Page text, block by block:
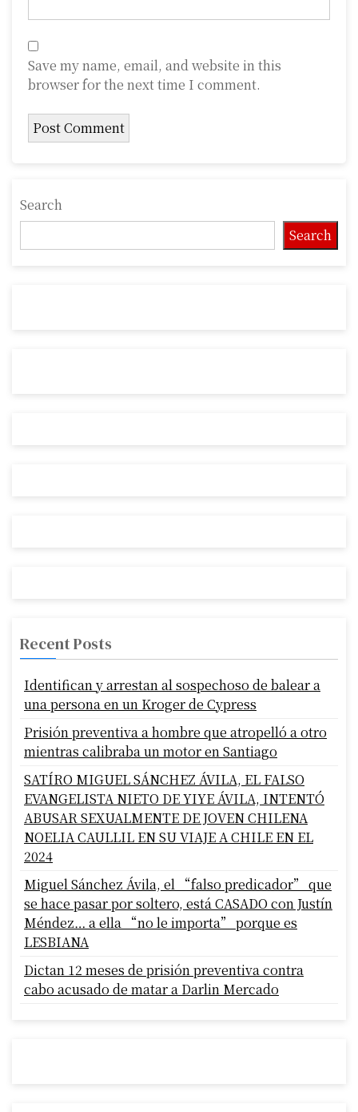
Save my name, email, and website in this
browser for the next time I comment.
Search
Search
Recent Posts
Identifican y arrestan al sospechoso de balear a
una persona en un Kroger de Cypress
Prisión preventiva a hombre que atropelló a otro
mientras calibraba un motor en Santiago
SATÍRO MIGUEL SÁNCHEZ ÁVILA, EL FALSO
EVANGELISTA NIETO DE YIYE ÁVILA, INTENTÓ
ABUSAR SEXUALMENTE DE JOVEN CHILENA
NOELIA CAULLIL EN SU VIAJE A CHILE EN EL
2024
Miguel Sánchez Ávila, el “falso predicador” que
se hace pasar por soltero, está CASADO con Justín
Méndez… a ella “no le importa” porque es
LESBIANA
Dictan 12 meses de prisión preventiva contra
cabo acusado de matar a Darlin Mercado